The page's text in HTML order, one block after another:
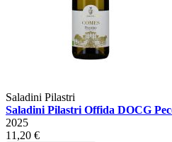
Saladini Pilastri
Saladini Pilastri Offida DOCG
2025
11,20 €